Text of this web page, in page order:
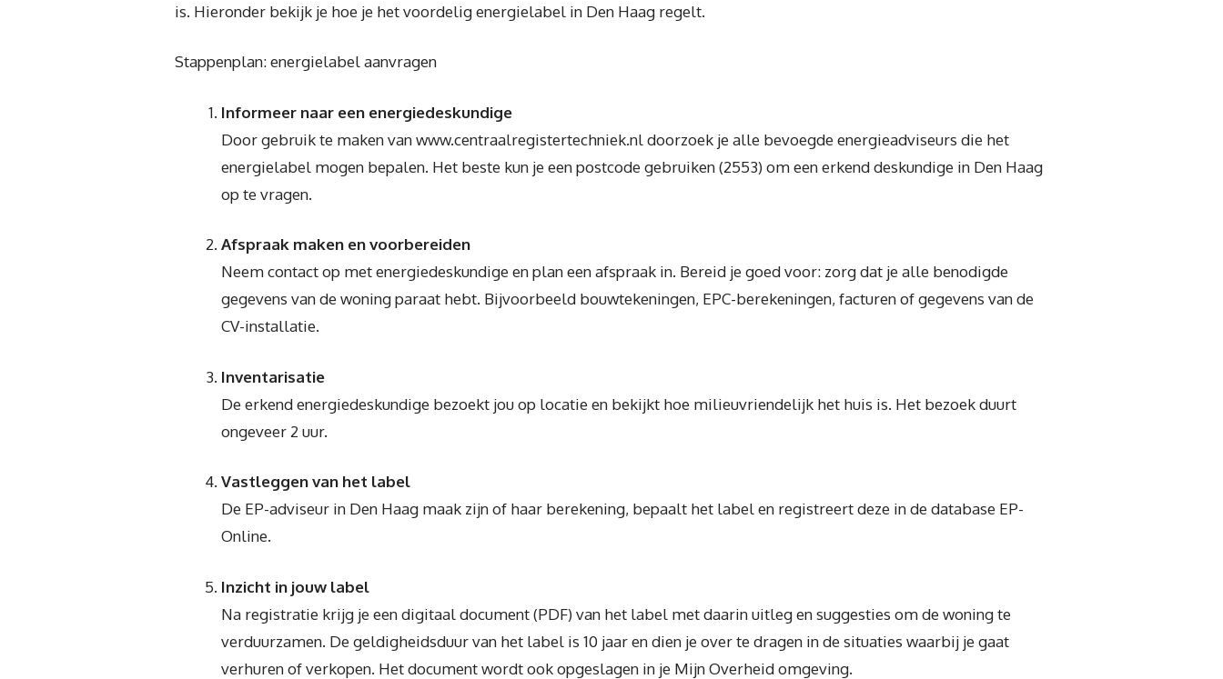
is. Hieronder bekijk je hoe je het voordelig energielabel in Den Haag regelt.
Stappenplan: energielabel aanvragen
Informeer naar een energiedeskundige
Door gebruik te maken van www.centraalregistertechniek.nl doorzoek je alle bevoegde energieadviseurs die het
energielabel mogen bepalen. Het beste kun je een postcode gebruiken (2553) om een erkend deskundige in Den Haag
op te vragen.
Afspraak maken en voorbereiden
Neem contact op met energiedeskundige en plan een afspraak in. Bereid je goed voor: zorg dat je alle benodigde
gegevens van de woning paraat hebt. Bijvoorbeeld bouwtekeningen, EPC-berekeningen, facturen of gegevens van de
CV-installatie.
Inventarisatie
De erkend energiedeskundige bezoekt jou op locatie en bekijkt hoe milieuvriendelijk het huis is. Het bezoek duurt
ongeveer 2 uur.
Vastleggen van het label
De EP-adviseur in Den Haag maak zijn of haar berekening, bepaalt het label en registreert deze in de database EP-
Online.
Inzicht in jouw label
Na registratie krijg je een digitaal document (PDF) van het label met daarin uitleg en suggesties om de woning te
verduurzamen. De geldigheidsduur van het label is 10 jaar en dien je over te dragen in de situaties waarbij je gaat
verhuren of verkopen. Het document wordt ook opgeslagen in je Mijn Overheid omgeving.